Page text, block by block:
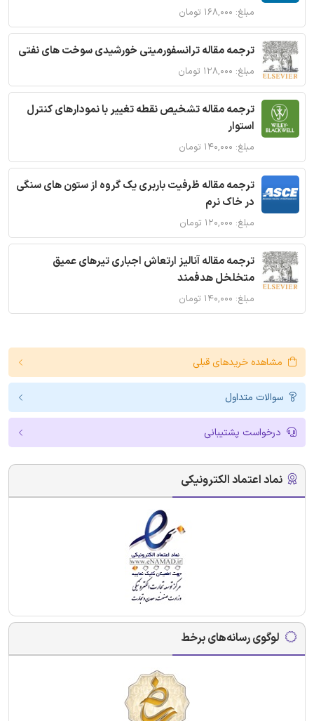
مبلغ: ۱۶۸,۰۰۰ تومان
ترجمه مقاله ترانسفورمیتی خورشیدی سوخت های نفتی
مبلغ: ۱۲۸,۰۰۰ تومان
ترجمه مقاله تشخیص نقطه تغییر با نمودارهای کنترل
استوار
مبلغ: ۱۴۰,۰۰۰ تومان
ترجمه مقاله ظرفیت باربری یک گروه از ستون های سنگی
در خاک نرم
مبلغ: ۱۲۰,۰۰۰ تومان
ترجمه مقاله آنالیز ارتعاش اجباری تیرهای عمیق
متخلخل هدفمند
مبلغ: ۱۴۰,۰۰۰ تومان
مشاهده خریدهای قبلی
سوالات متداول
درخواست پشتیبانی
نماد اعتماد الکترونیکی
لوگوی رسانه‌های برخط